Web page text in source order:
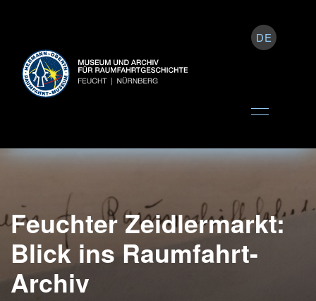
DE
Feuchter Zeidlermarkt:
Blick ins Raumfahrt-
Archiv